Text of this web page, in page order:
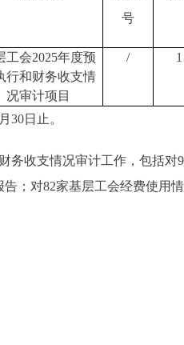
号
工会2025年度预
行和财务收支情
况审计项目
/ 1
日止。
收支情况审计工作，包括对
；对82家基层工会经费使用